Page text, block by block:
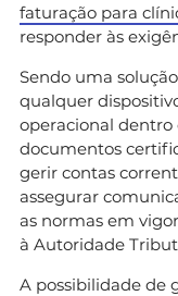
faturação para
responder às
Sendo uma
qualquer
operacional
documentos
gerir contas
assegurar
as normas em
à Autoridade
A possibilidade de